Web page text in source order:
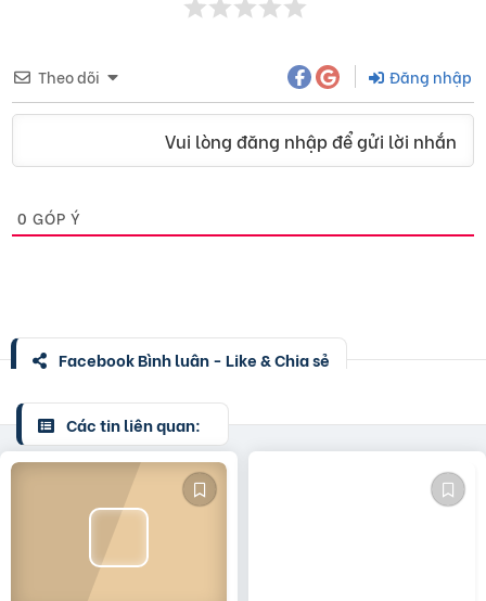
Theo dõi Đăng nhập
Vui lòng đăng nhập để gửi lời nhắn
0 GÓP Ý
Facebook Bình luận - Like & Chia sẻ
Các tin liên quan: